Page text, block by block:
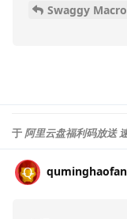
Swaggy
于 阿里云盘福利码放送
Q quminghaofan